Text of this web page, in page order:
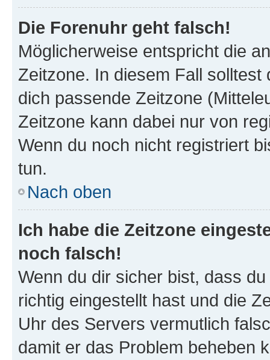
Die Forenuhr geht falsch!
Möglicherweise entspricht die
Zeitzone. In diesem Fall solltest
dich passende Zeitzone
Zeitzone kann dabei nur von
Wenn du noch nicht registriert
tun.
Nach oben
Ich habe die Zeitzone
noch falsch!
Wenn du dir sicher bist, dass
richtig eingestellt hast und die
Uhr des Servers vermutlich
damit er das Problem beheben